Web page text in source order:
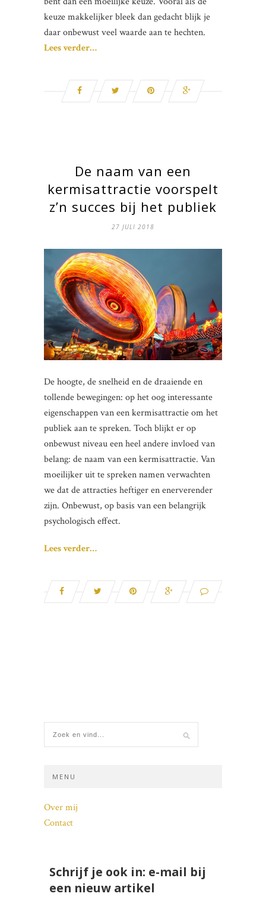
keuze makkelijker bleek dan gedacht blijk je
daar onbewust veel waarde aan te hechten.
Lees verder…
De naam van een
kermisattractie voorspelt
z’n succes bij het publiek
27 JULI 2018
De hoogte, de snelheid en de draaiende en
tollende bewegingen: op het oog interessante
eigenschappen van een kermisattractie om het
publiek aan te spreken. Toch blijkt er op
onbewust niveau een heel andere invloed van
belang: de naam van een kermisattractie. Van
moeilijker uit te spreken namen verwachten
we dat de attracties heftiger en enerverender
zijn. Onbewust, op basis van een belangrijk
psychologisch effect.
Lees verder…
MENU
Over mij
Contact
Schrijf je ook in: e-mail bij
een nieuw artikel